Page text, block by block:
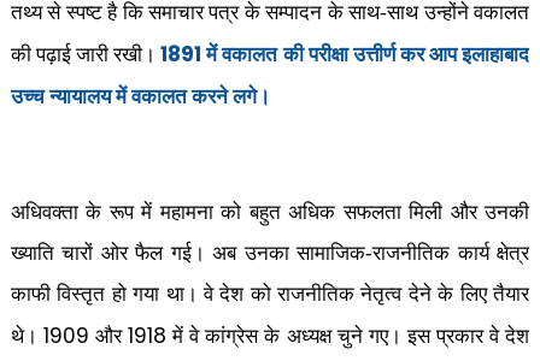
तथ्य से स्पष्ट है कि समाचार पत्र के सम्पादन के साथ-साथ उन्होंने वकालत
की पढ़ाई जारी रखी।1891 में वकालत की परीक्षा उत्तीर्ण कर आप इलाहाबाद
उच्च न्यायालय में वकालत करने लगे।
अधिवक्ता के रूप में महामना को बहुत अधिक सफलता मिली और उनकी
ख्याति चारों ओर फैल गई। अब उनका सामाजिक-राजनीतिक कार्य क्षेत्र
काफी विस्तृत हो गया था। वे देश को राजनीतिक नेतृत्व देने के लिए तैयार
थे।1909 और1918 में वे कांग्रेस के अध्यक्ष चुने गए। इस प्रकार वे देश